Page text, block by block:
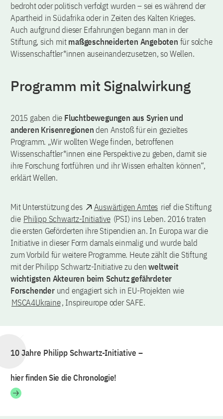
bedroht oder politisch verfolgt wurden – sei es während der
Apartheid in Südafrika oder in Zeiten des Kalten Krieges.
Auch aufgrund dieser Erfahrungen begann man in der
Stiftung, sich mitmaßgeschneiderten Angeboten für solche
Wissenschaftler*innen auseinanderzusetzen, so Wellen.
Programm mit Signalwirkung
2015 gaben die Fluchtbewegungen aus Syrien und
anderen Krisenregionenden Anstoß für ein gezieltes
Programm. „Wir wollten Wege finden, betroffenen
Wissenschaftler*innen eine Perspektive zu geben, damit sie
ihre Forschung fortführen und ihr Wissen erhalten können“,
erklärt Wellen.
Mit Unterstützung des Auswärtigen Amtes rief die Stiftung
die Philipp Schwartz-Initiative (PSI) ins Leben. 2016 traten
die ersten Geförderten ihre Stipendien an. In Europa war die
Initiative in dieser Form damals einmalig und wurde bald
zum Vorbild für weitere Programme. Heute zählt die Stiftung
mit der Philipp Schwartz-Initiative zu denweltweit
wichtigsten Akteuren beim Schutz gefährdeter
Forschenderund engagiert sich in EU-Projekten wie
MSCA4Ukraine, Inspireurope oder SAFE.
10 Jahre Philipp Schwartz-Initiative –
hier finden Sie die Chronologie!